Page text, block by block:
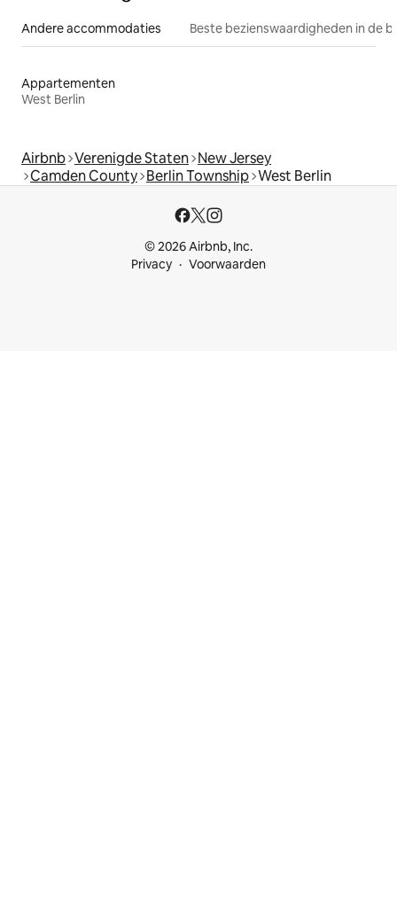
Andere accommodaties Beste bezienswaardigheden in de
Appartementen
West Berlin
Airbnb Verenigde Staten New Jersey
Camden County Berlin Township West Berlin
© 2026 Airbnb, Inc.
Privacy
Voorwaarden